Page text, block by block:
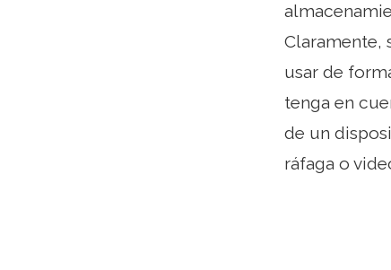
Claramente,
usar de
tenga en
de un
ráfaga o